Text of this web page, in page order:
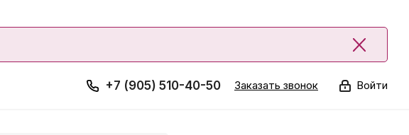
Войти
+7 (905) 510-40-50 Заказать звонок